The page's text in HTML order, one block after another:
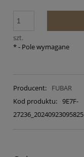
szt.
*- Pole wymagane
Producent:
FUBAR
Kod produktu: 9E7F-
27236_20240923095825